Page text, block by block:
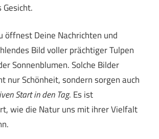
Gesicht.
öffnest Deine Nachrichten und
Bild voller prächtiger Tulpen
Sonnenblumen. Solche Bilder
nur Schönheit, sondern sorgen auch
Start in den Tag. Es ist
wie die Natur uns mit ihrer Vielfalt